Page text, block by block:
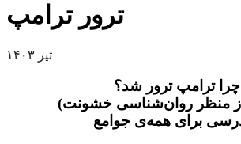
ترور ترامپ
تیر ۱۴۰۳
چرا ترامپ ترور شد؟